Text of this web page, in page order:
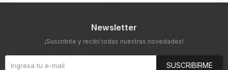
Newsletter
¡Suscribite y recibí todas nuestras novedades!
SUSCRIBIRME